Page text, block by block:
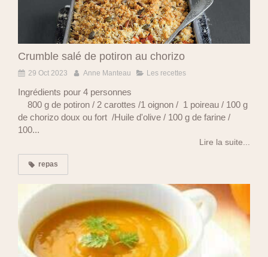
Crumble salé de potiron au chorizo
29 Oct 2023 Anne Manteau Les recettes
Ingrédients pour 4 personnes
800 g de potiron / 2 carottes /1 oignon / 1 poireau / 100 g
de chorizo doux ou fort /Huile d'olive / 100 g de farine /
100...
Lire la suite...
repas